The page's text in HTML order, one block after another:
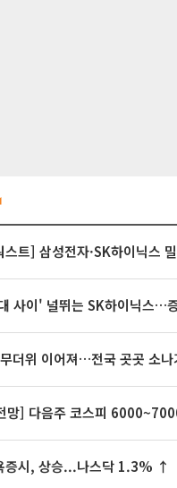
증시, 상승...나스닥 1.3% ↑